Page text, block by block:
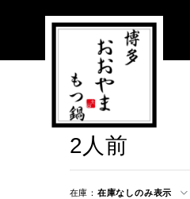
2人前
在庫： 在庫なしのみ表示